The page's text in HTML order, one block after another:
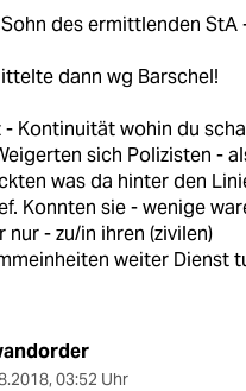
des ermittlenden StA
dann wg Barschel!
- Kontinuität wohin du
sich Polizisten -
was da hinter den
Konnten sie - wenige
nur - zu/in ihren (zivilen)
weiter Dienst
, 03:52 Uhr